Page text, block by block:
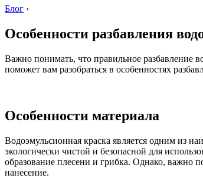
Блог ›
Особенности разбавления
Важно понимать, что правильное разбавление
поможет вам разобраться в особенностях
Особенности материала
Водоэмульсионная краска является одним из
экологически чистой и безопасной для
образование плесени и грибка. Однако, важно
нанесение.